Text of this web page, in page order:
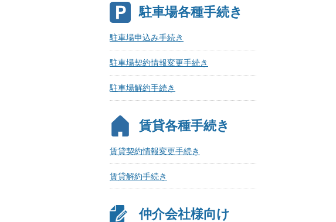
駐車場各種手続き
駐車場申込み手続き
駐車場契約情報変更手続き
駐車場解約手続き
賃貸各種手続き
賃貸契約情報変更手続き
賃貸解約手続き
仲介会社様向け